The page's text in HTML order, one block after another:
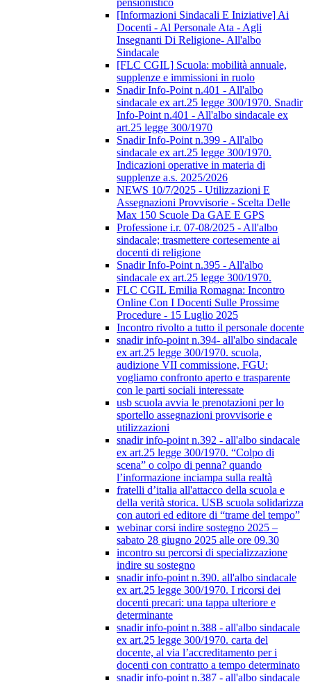
pensionistico
[Informazioni Sindacali E Iniziative] Ai
Docenti - Al Personale Ata - Agli
Insegnanti Di Religione- All'albo
Sindacale
[FLC CGIL] Scuola: mobilità annuale,
supplenze e immissioni in ruolo
Snadir Info-Point n.401 - All'albo
sindacale ex art.25 legge 300/1970. Snadir
Info-Point n.401 - All'albo sindacale ex
art.25 legge 300/1970
Snadir Info-Point n.399 - All'albo
sindacale ex art.25 legge 300/1970.
Indicazioni operative in materia di
supplenze a.s. 2025/2026
NEWS 10/7/2025 - Utilizzazioni E
Assegnazioni Provvisorie - Scelta Delle
Max 150 Scuole Da GAE E GPS
Professione i.r. 07-08/2025 - All'albo
sindacale; trasmettere cortesemente ai
docenti di religione
Snadir Info-Point n.395 - All'albo
sindacale ex art.25 legge 300/1970.
FLC CGIL Emilia Romagna: Incontro
Online Con I Docenti Sulle Prossime
Procedure - 15 Luglio 2025
Incontro rivolto a tutto il personale docente
snadir info-point n.394- all'albo sindacale
ex art.25 legge 300/1970. scuola,
audizione VII commissione, FGU:
vogliamo confronto aperto e trasparente
con le parti sociali interessate
usb scuola avvia le prenotazioni per lo
sportello assegnazioni provvisorie e
utilizzazioni
snadir info-point n.392 - all'albo sindacale
ex art.25 legge 300/1970. “Colpo di
scena” o colpo di penna? quando
l’informazione inciampa sulla realtà
fratelli d’italia all'attacco della scuola e
della verità storica. USB scuola solidarizza
con autori ed editore di “trame del tempo”
webinar corsi indire sostegno 2025 –
sabato 28 giugno 2025 alle ore 09.30
incontro su percorsi di specializzazione
indire su sostegno
snadir info-point n.390. all'albo sindacale
ex art.25 legge 300/1970. I ricorsi dei
docenti precari: una tappa ulteriore e
determinante
snadir info-point n.388 - all'albo sindacale
ex art.25 legge 300/1970. carta del
docente, al via l’accreditamento per i
docenti con contratto a tempo determinato
snadir info-point n.387 - all'albo sindacale